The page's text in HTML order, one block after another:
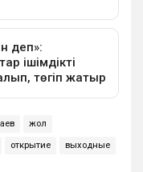
жол
открытие выходные